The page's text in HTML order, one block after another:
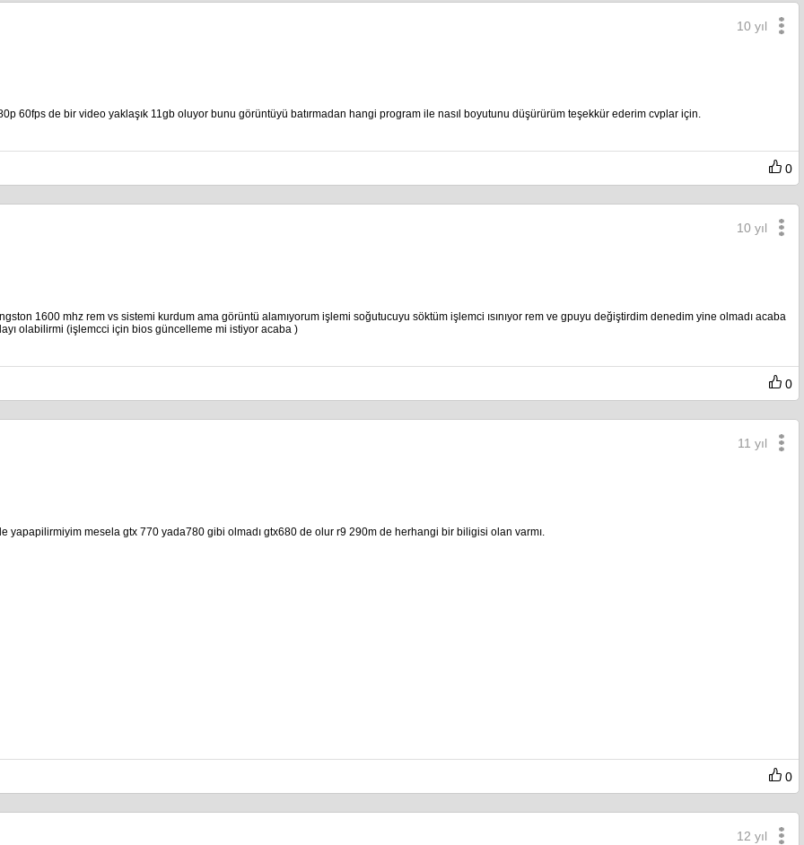
10 yıl
60fps de bir video yaklaşık 11gb oluyor bunu görüntüyü batırmadan hangi program ile nasıl boyutunu düşürürüm teşekkür ederim cvplar için.
0
10 yıl
1600 mhz rem vs sistemi kurdum ama görüntü alamıyorum işlemi soğutucuyu söktüm işlemci ısınıyor rem ve gpuyu değiştirdim denedim yine olmadı acaba
olabilirmi (işlemcci için bios güncelleme mi istiyor acaba )
0
11 yıl
yapapilirmiyim mesela gtx 770 yada780 gibi olmadı gtx680 de olur r9 290m de herhangi bir biligisi olan varmı.
Arkadan Aydınlatma
0
12 yıl